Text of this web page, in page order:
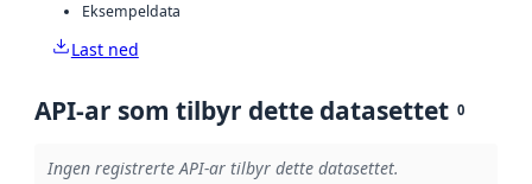
Eksempeldata
Last ned
API-ar som tilbyr dette datasettet 0
Ingen registrerte API-ar tilbyr dette datasettet.